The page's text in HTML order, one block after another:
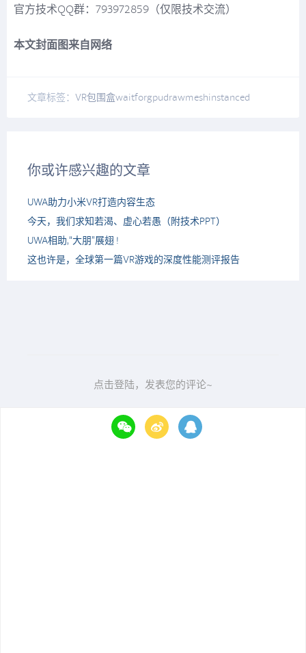
官方技术QQ群：793972859（仅限技术交流）
本文封面图来自网络
文章标签： VR包围盒waitforgpudrawmeshinstanced
你或许感兴趣的文章
UWA助力小米VR打造内容生态
今天，我们求知若渴、虚心若愚（附技术PPT）
UWA相助,“大朋”展翅 !
这也许是，全球第一篇VR游戏的深度性能测评报告
点击登陆，发表您的评论~